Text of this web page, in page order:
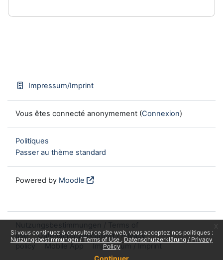
Si vous continuez à consulter ce site web, vous acceptez nos politiques :
Nutzungsbestimmungen / Terms of Use
Datenschutzerklärung / Privacy
Policy
Continuer
Impressum/Imprint
Vous êtes connecté anonymement (Connexion)
Politiques
Passer au thème standard
Powered by Moodle
use
Datenschutzerklärung / Privacy
policy
Mobile App Impressum / Imprint